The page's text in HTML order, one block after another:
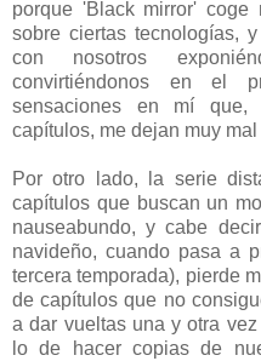
porque 'Black mirror' coge
sobre ciertas tecnologías,
con nosotros
convirtiéndonos en el
sensaciones en mí
capítulos, me dejan muy mal
Por otro lado, la serie
capítulos que buscan un
nauseabundo, y cabe
navideño, cuando pasa a
tercera temporada), pierde
de capítulos que no
a dar vueltas una y otra
lo de hacer copias de